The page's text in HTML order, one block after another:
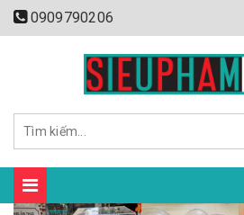
0909790206